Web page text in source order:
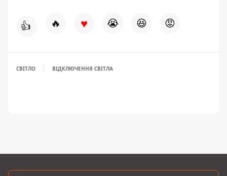
👍 🔥 ♥ 😭 😆 😡
СВІТЛО ВІДКЛЮЧЕННЯ СВІТЛА